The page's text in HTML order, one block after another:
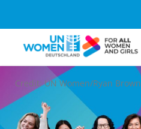
Credit: UN Women/Ryan Brown